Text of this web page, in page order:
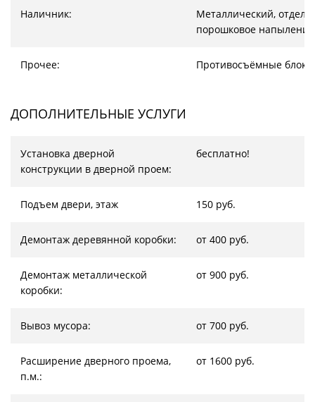
Наличник:
Металлический,
порошковое напыление
Прочее: Противосъёмные
ДОПОЛНИТЕЛЬНЫЕ УСЛУГИ
Установка дверной
конструкции в дверной проем:
бесплатно!
Подъем двери, этаж 150 руб.
Демонтаж деревянной коробки: от 400 руб.
Демонтаж металлической
коробки:
от 900 руб.
Вывоз мусора: от 700 руб.
Расширение дверного проема,
п.м.:
от 1600 руб.